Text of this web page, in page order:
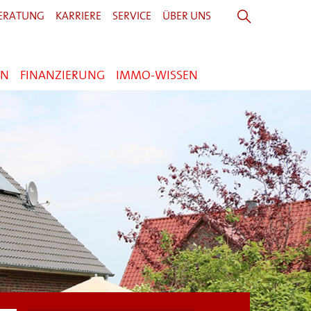
FINANZIERUNG IMMO-WISSEN
KARRIERE SERVICE ÜBER UNS